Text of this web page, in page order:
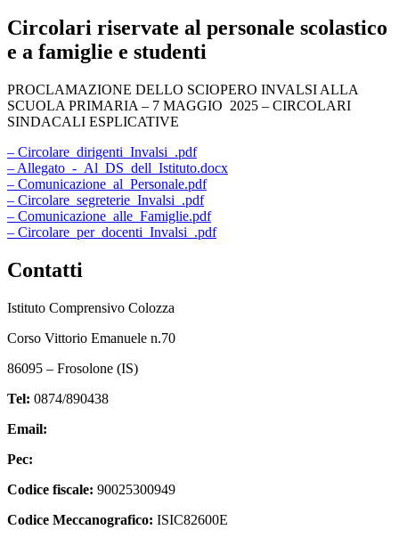
Circolari riservate al personale scolastico
e a famiglie e studenti
PROCLAMAZIONE DELLO SCIOPERO INVALSI ALLA
SCUOLA PRIMARIA – 7 MAGGIO 2025 – CIRCOLARI
SINDACALI ESPLICATIVE
– Circolare_dirigenti_Invalsi_.pdf
– Allegato_-_Al_DS_dell_Istituto.docx
– Comunicazione_al_Personale.pdf
– Circolare_segreterie_Invalsi_.pdf
– Comunicazione_alle_Famiglie.pdf
– Circolare_per_docenti_Invalsi_.pdf
Contatti
Istituto Comprensivo Colozza
Corso Vittorio Emanuele n.70
86095 – Frosolone (IS)
Tel: 0874/890438
Email:
Pec:
Codice fiscale: 90025300949
Codice Meccanografico: ISIC82600E